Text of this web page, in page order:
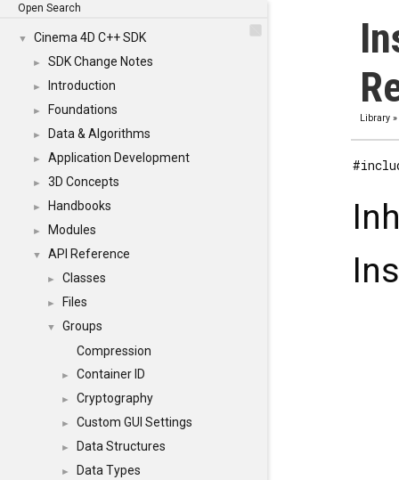
Open Search
▼ Cinema 4D C++ SDK
► SDK Change Notes
► Introduction
► Foundations
► Data & Algorithms
► Application Development
► 3D Concepts
► Handbooks
► Modules
▼ API Reference
► Classes
► Files
▼
Groups
Compression
► Container ID
► Cryptography
► Custom GUI Settings
► Data Structures
► Data Types
Library